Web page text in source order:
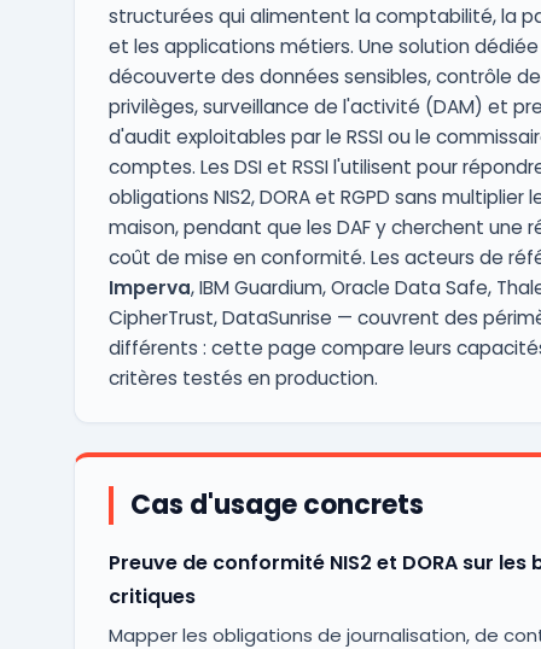
structurées qui alimentent la comptabilité, la
et les applications métiers. Une solution
découverte des données sensibles, contrôle
privilèges, surveillance de l'activité (DAM) et
d'audit exploitables par le RSSI ou le
comptes. Les DSI et RSSI l'utilisent pour
obligations NIS2, DORA et RGPD sans multiplier
maison, pendant que les DAF y cherchent une
coût de mise en conformité. Les acteurs de
Imperva, IBM Guardium, Oracle Data Safe,
CipherTrust, DataSunrise — couvrent des
différents : cette page compare leurs
critères testés en production.
Cas d'usage concrets
Preuve de conformité NIS2 et DORA sur les
critiques
Mapper les obligations de journalisation, de